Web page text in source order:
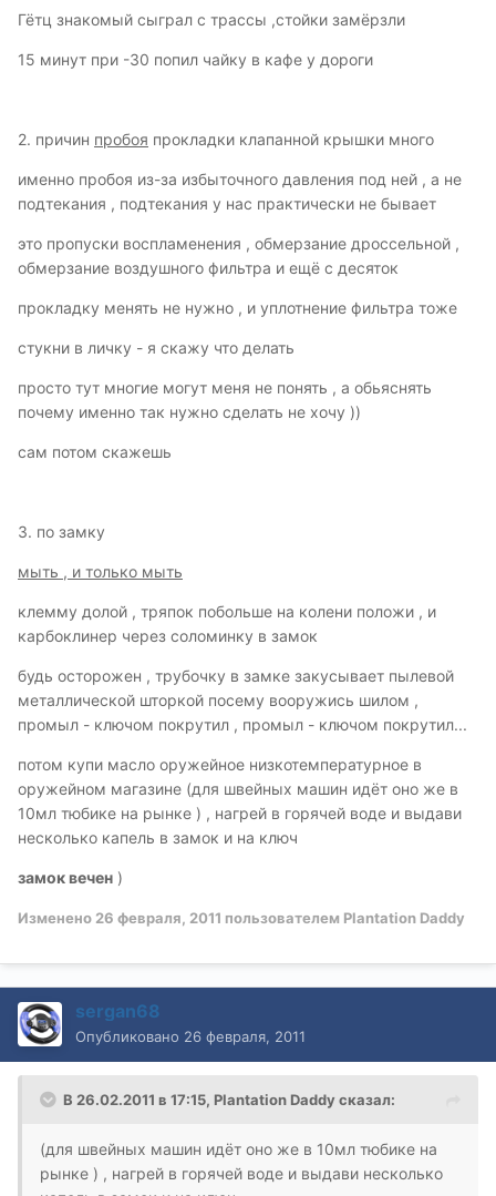
Гётц знакомый сыграл с трассы ,стойки замёрзли
15 минут при -30 попил чайку в кафе у дороги
2. причин пробоя прокладки клапанной крышки много
именно пробоя из-за избыточного давления под ней , а не
подтекания , подтекания у нас практически не бывает
это пропуски воспламенения , обмерзание дроссельной ,
обмерзание воздушного фильтра и ещё с десяток
прокладку менять не нужно , и уплотнение фильтра тоже
стукни в личку - я скажу что делать
просто тут многие могут меня не понять , а обьяснять
почему именно так нужно сделать не хочу ))
сам потом скажешь
3. по замку
мыть , и только мыть
клемму долой , тряпок побольше на колени положи , и
карбоклинер через соломинку в замок
будь осторожен , трубочку в замке закусывает пылевой
металлической шторкой посему вооружись шилом ,
промыл - ключом покрутил , промыл - ключом покрутил...
потом купи масло оружейное низкотемпературное в
оружейном магазине (для швейных машин идёт оно же в
10мл тюбике на рынке ) , нагрей в горячей воде и выдави
несколько капель в замок и на ключ
замок вечен )
Изменено 26 февраля, 2011 пользователем Plantation Daddy
sergan68
Опубликовано 26 февраля, 2011
В 26.02.2011 в 17:15, Plantation Daddy сказал:
(для швейных машин идёт оно же в 10мл тюбике на
рынке ) , нагрей в горячей воде и выдави несколько